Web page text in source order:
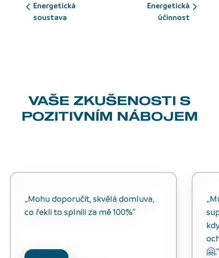
energetická
soustava
energetická
účinnost
VAŠE ZKUŠENOSTI S
POZITIVNÍM NÁBOJEM
„Mohu doporučit, skvělá domluva,
co řekli to splnili za mě 100%“